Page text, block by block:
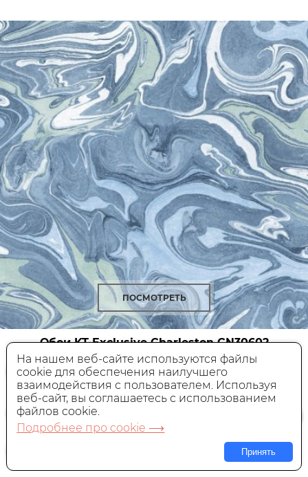
ПОСМОТРЕТЬ
Обои KT-Exclusive CharlestonCN30602
Бумажные, Америка, 0,68x8,22 м
Цена:
12 130 руб.
В КОРЗИНУ
На нашем веб-сайте используются файлы
cookie для обеспечения наилучшего
взаимодействия с пользователем. Используя
веб-сайт, вы соглашаетесь с использованием
файлов cookie.
Подробнее про cookie ⟶
Принять